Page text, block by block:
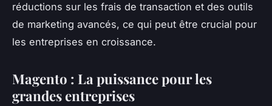
réductions sur les frais de transaction et des outils
de marketing avancés, ce qui peut être crucial pour
les entreprises en croissance.
Magento : La puissance pour les
grandes entreprises